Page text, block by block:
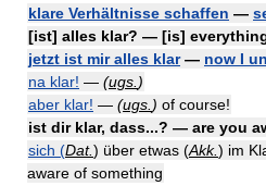
klare Verhältnisse schaffen —
[ist] alles klar? — [is]
jetzt ist mir alles klar— now I
na klar! — (ugs. )
aber klar! — (ugs. ) of course!
ist dir klar, dass...? — are you
sich (Dat.) über etwas (Akk.) im
aware of something